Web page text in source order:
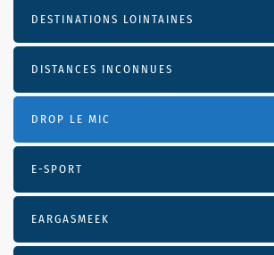
DESTINATIONS LOINTAINES
DISTANCES INCONNUES
DROP LE MIC
E-SPORT
EARGASMEEK